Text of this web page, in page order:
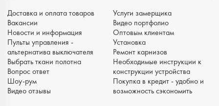
Доставка и оплата товаров
Вакансии
Новости и информация
Пульты управления -
альтернатива выключателя
Выбрать ткани полотна
Вопрос ответ
Шоу-рум
Видео отзывы
Услуги замерщика
Видео портфолио
Оптовым клиентам
Установка
Ремонт карнизов
Необходимые инструкции к
конструкции устройства
Покупка в кредит - удобно и
возможность сэкономить